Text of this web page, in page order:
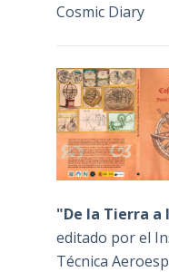
Cosmic Diary
"De la Tierra a
editado por el
Técnica